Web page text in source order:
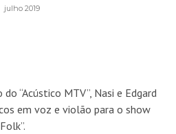
julho 2019
“Acústico MTV”, Nasi e Edgard
em voz e violão para o show